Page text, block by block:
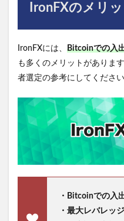
IronFXのメリッ
IronFXには、 Bitcoinでの入
も多くのメリットがありま
者選定の参考にしてください
・Bitcoinでの入
・最大レバレッ